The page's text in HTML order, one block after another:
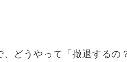
どうやって「撤退するの